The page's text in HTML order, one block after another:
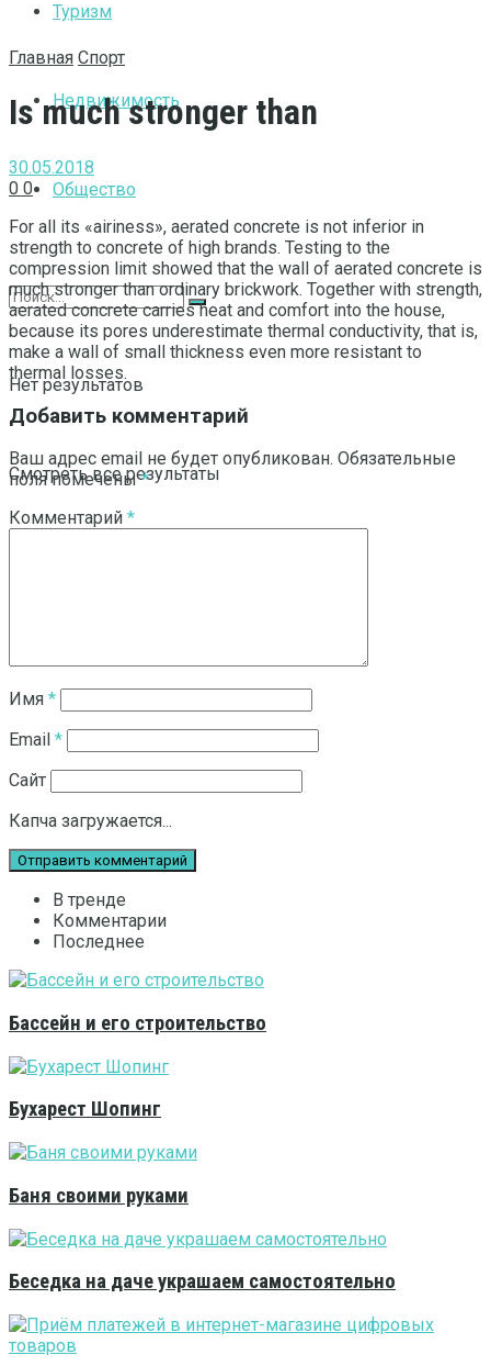
Туризм
Недвижимость
Общество
Нет результатов
Смотреть все результаты
Главная Спорт
Is much stronger than
30.05.2018
0 0
For all its «airiness», aerated concrete is not inferior in
strength to concrete of high brands. Testing to the
compression limit showed that the wall of aerated concrete is
much stronger than ordinary brickwork. Together with strength,
aerated concrete carries heat and comfort into the house,
because its pores underestimate thermal conductivity, that is,
make a wall of small thickness even more resistant to
thermal losses.
Добавить комментарий
Ваш адрес email не будет опубликован. Обязательные
поля помечены*
Комментарий *
Имя *
Email *
Сайт
Капча загружается...
В тренде
Комментарии
Последнее
Бассейн и его строительство
Бухарест Шопинг
Баня своими руками
Беседка на даче украшаем самостоятельно